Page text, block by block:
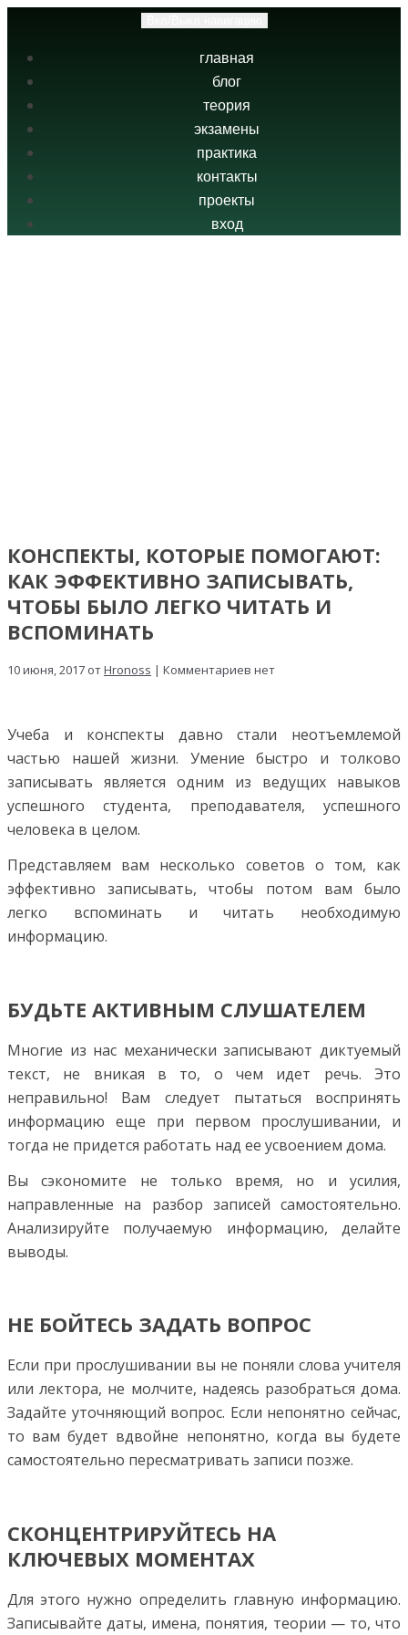
главная
блог
теория
экзамены
практика
контакты
проекты
вход
КОНСПЕКТЫ, КОТОРЫЕ ПОМОГАЮТ:
КАК ЭФФЕКТИВНО ЗАПИСЫВАТЬ,
ЧТОБЫ БЫЛО ЛЕГКО ЧИТАТЬ И
ВСПОМИНАТЬ
10 июня, 2017 отHronoss | Комментариев нет
Учеба и конспекты давно стали неотъемлемой
частью нашей жизни. Умение быстро и толково
записывать является одним из ведущих навыков
успешного студента, преподавателя, успешного
человека в целом.
Представляем вам несколько советов о том, как
эффективно записывать, чтобы потом вам было
легко вспоминать и читать необходимую
информацию.
БУДЬТЕ АКТИВНЫМ СЛУШАТЕЛЕМ
Многие из нас механически записывают диктуемый
текст, не вникая в то, о чем идет речь. Это
неправильно! Вам следует пытаться воспринять
информацию еще при первом прослушивании, и
тогда не придется работать над ее усвоением дома.
Вы сэкономите не только время, но и усилия,
направленные на разбор записей самостоятельно.
Анализируйте получаемую информацию, делайте
выводы.
НЕ БОЙТЕСЬ ЗАДАТЬ ВОПРОС
Если при прослушивании вы не поняли слова учителя
или лектора, не молчите, надеясь разобраться дома.
Задайте уточняющий вопрос. Если непонятно сейчас,
то вам будет вдвойне непонятно, когда вы будете
самостоятельно пересматривать записи позже.
СКОНЦЕНТРИРУЙТЕСЬ НА
КЛЮЧЕВЫХ МОМЕНТАХ
Для этого нужно определить главную информацию.
Записывайте даты, имена, понятия, теории — то, что